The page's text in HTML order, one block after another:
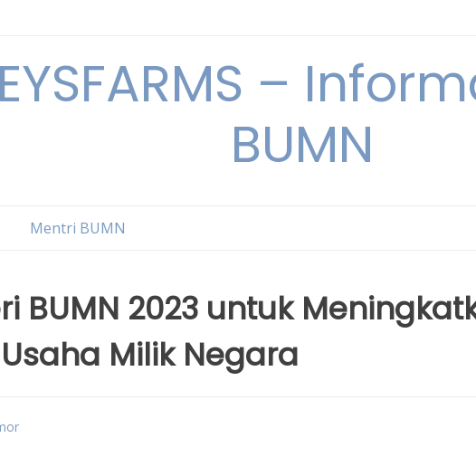
–
BUMN
Mentri BUMN
BUMN 2023 untuk
Milik Negara